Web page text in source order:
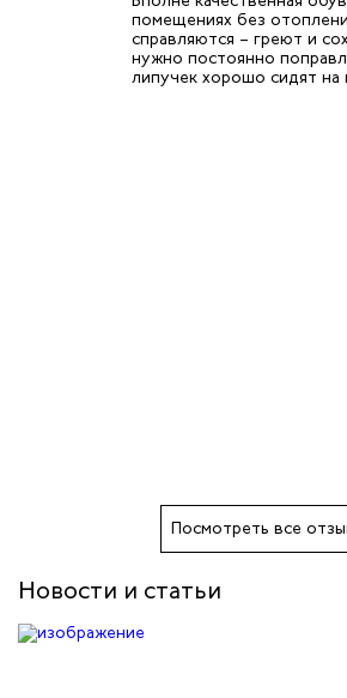
помещениях без
справляются – греют и
нужно постоянно
липучек хорошо сидят на
Посмотреть все
Новости и статьи